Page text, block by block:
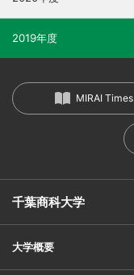
2019年度
千葉商科大学
MIRAI Times
大学概要